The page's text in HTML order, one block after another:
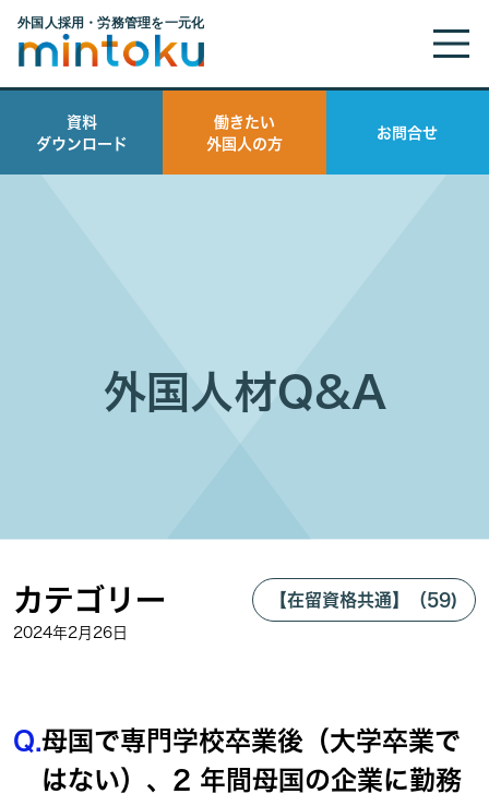
資料
ダウンロード
働きたい
外国人の方
お問合せ
外国人材Q&A
カテゴリー 【在留資格共通】（59)
2024年2月26日
Q.母国で専門学校卒業後（大学卒業で
はない）、2 年間母国の企業に勤務